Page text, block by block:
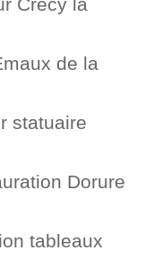
Crécy la
de la
statuaire
Dorure
tableaux